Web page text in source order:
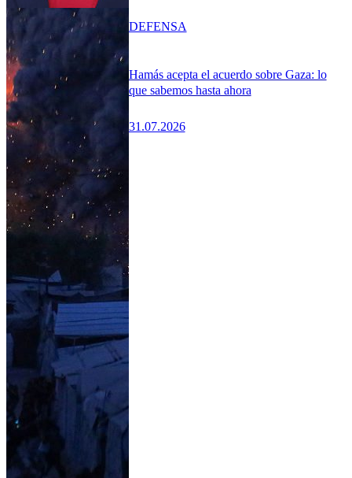
Hamás acepta el acuerdo sobre Gaza: lo
que sabemos hasta ahora
31.07.2026
DEFENSA